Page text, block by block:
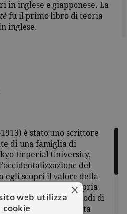
in inglese e giapponese. La
fu il primo libro di teoria
inglese.
è stato uno scrittore
di una famiglia di
Imperial University,
del
egli scoprì il valore della
quindi la propria
della civiltà, dei modi di
contro la forzata
×
web utilizza
cookie